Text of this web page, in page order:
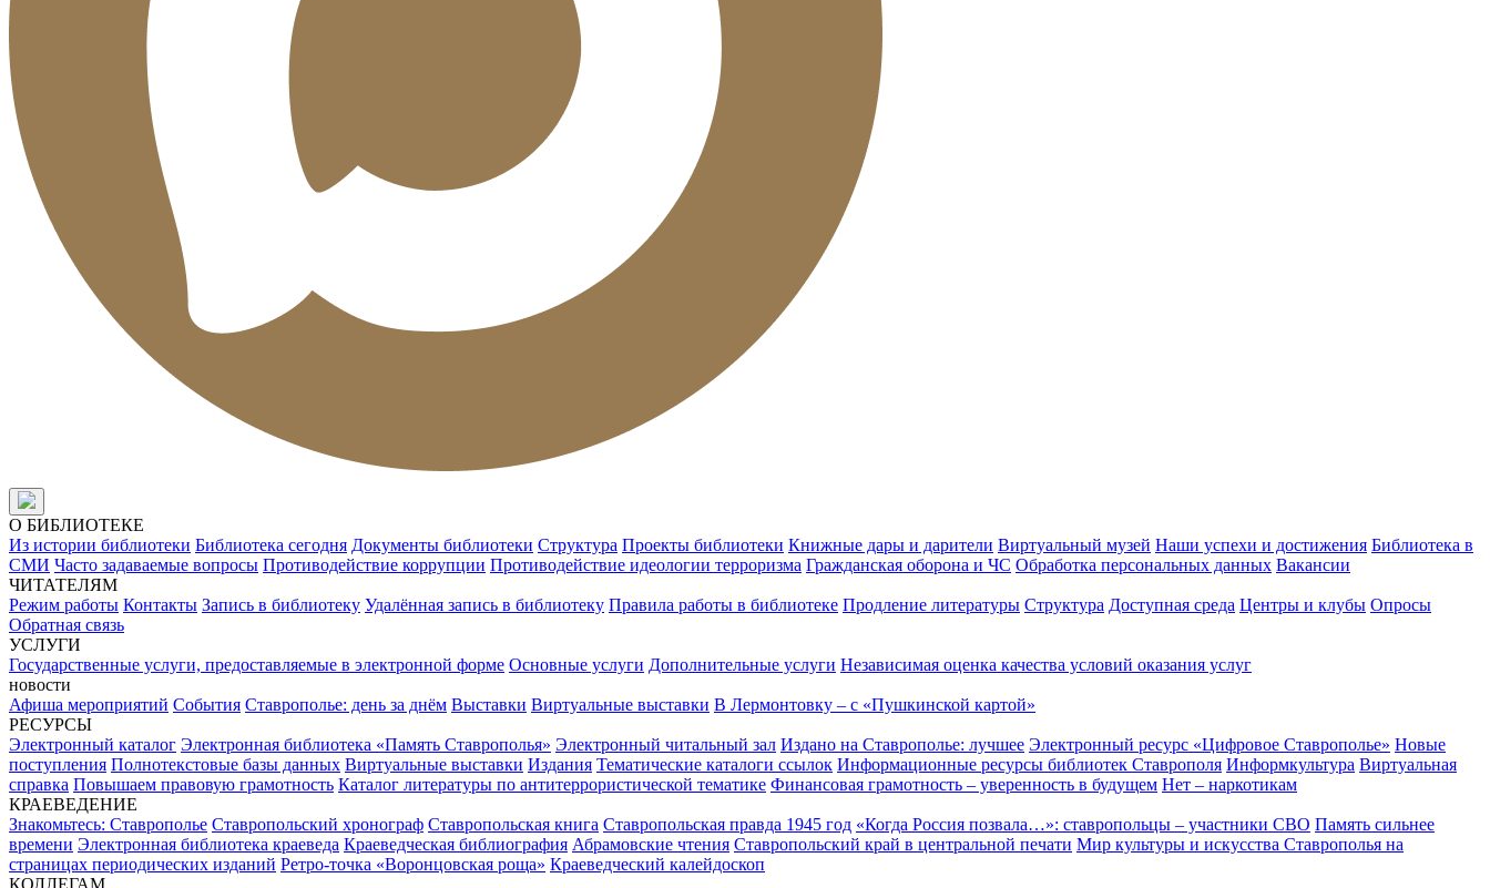
О БИБЛИОТЕКЕ
Из истории библиотеки Библиотека сегодня Документы библиотеки Структура Проекты библиотеки Книжные дары и дарители Виртуальный музей Наши успехи и достижения Библиотека в
СМИ Часто задаваемые вопросы Противодействие коррупции Противодействие идеологии терроризма Гражданская оборона и ЧС Обработка персональных данных Вакансии
ЧИТАТЕЛЯМ
Режим работы Контакты Запись в библиотеку Удалённая запись в библиотеку Правила работы в библиотеке Продление литературы Структура Доступная среда Центры и клубы Опросы
Обратная связь
УСЛУГИ
Государственные услуги, предоставляемые в электронной форме Основные услуги Дополнительные услуги Независимая оценка качества условий оказания услуг
новости
Афиша мероприятий События Ставрополье: день за днём Выставки Виртуальные выставки В Лермонтовку – с «Пушкинской картой»
РЕСУРСЫ
Электронный каталог Электронная библиотека «Память Ставрополья» Электронный читальный зал Издано на Ставрополье: лучшее Электронный ресурс «Цифровое Ставрополье» Новые
поступления Полнотекстовые базы данных Виртуальные выставки Издания Тематические каталоги ссылок Информационные ресурсы библиотек Ставрополя Информкультура Виртуальная
справка Повышаем правовую грамотность Каталог литературы по антитеррористической тематике Финансовая грамотность – уверенность в будущем Нет – наркотикам
КРАЕВЕДЕНИЕ
Знакомьтесь: Ставрополье Ставропольский хронограф Ставропольская книга Ставропольская правда 1945 год «Когда Россия позвала…»: ставропольцы – участники СВО Память сильнее
времени Электронная библиотека краеведа Краеведческая библиография Абрамовские чтения Ставропольский край в центральной печати Мир культуры и искусства Ставрополья на
страницах периодических изданий Ретро-точка «Воронцовская роща» Краеведческий калейдоскоп
КОЛЛЕГАМ